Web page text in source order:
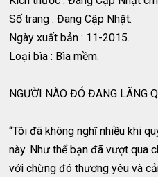
Số trang : Đang Cập Nhật.
Ngày xuất bản : 11-2015.
Loại bìa : Bìa mềm.
NGƯỜI NÀO ĐÓ ĐANG LÃNG
“Tôi đã không nghĩ nhiều khi
này. Như thể bạn đã vượt qua
với chừng đó thương yêu và